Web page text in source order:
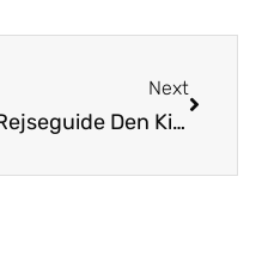
Next
Rejseguide Den Kinesiske Mur